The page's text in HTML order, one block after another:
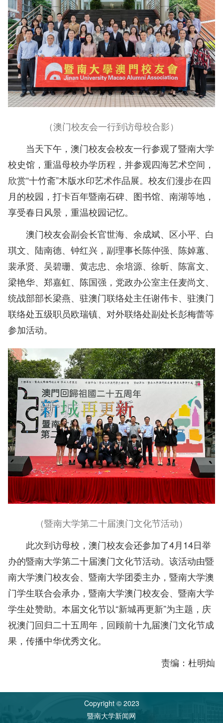
（澳门校友会一行到访母校合影）
当天下午，澳门校友会校友一行参观了暨南大学
校史馆，重温母校办学历程，并参观四海艺术空间，
欣赏“十竹斋”木版水印艺术作品展。校友们漫步在四
月的校园，打卡百年暨南石碑、图书馆、南湖等地，
享受春日风景，重温校园记忆。
澳门校友会副会长官世海、余成斌、区小平、白
琪文、陆南德、钟红兴，副理事长陈仲强、陈婥蕙、
裴承贤、吴碧珊、黄志忠、余培源、徐昕、陈富文、
梁艳华、郑嘉虹、陈国强， 党政办公室主任麦尚文、
统战部部长梁燕、驻澳门联络处主任谢伟卡、驻澳门
联络处五级职员欧瑞镇、对外联络处副处长彭梅蕾等
参加活动。
（暨南大学第二十届澳门文化节活动）
此次到访母校，澳门校友会还参加了4月14日举
办的暨南大学第二十届澳门文化节活动。该活动由暨
南大学澳门校友会、暨南大学团委主办，暨南大学澳
门学生联合会承办，暨南大学澳门校友会、暨南大学
学生处赞助。本届文化节以“新城再更新”为主题，庆
祝澳门回归二十五周年，回顾前十九届澳门文化节成
果，传播中华优秀文化。
责编：杜明灿
Copyright © 2023
暨南大学新闻网